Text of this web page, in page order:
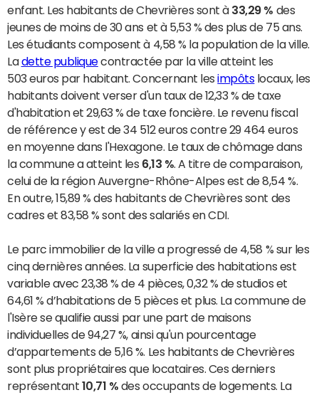
enfant. Les habitants de Chevrières sont à 33,29 % des
jeunes de moins de 30 ans et à 5,53 % des plus de 75 ans.
Les étudiants composent à 4,58 % la population de la ville.
Ladette publiquecontractée par la ville atteint les
503 euros par habitant. Concernant lesimpôtslocaux, les
habitants doivent verser d'un taux de 12,33 % de taxe
d'habitation et 29,63 % de taxe foncière. Le revenu fiscal
de référence y est de 34 512 euros contre 29 464 euros
en moyenne dans l'Hexagone. Le taux de chômage dans
la commune a atteint les 6,13 %. A titre de comparaison,
celui de la région Auvergne-Rhône-Alpes est de 8,54 %.
En outre, 15,89 % des habitants de Chevrières sont des
cadres et 83,58 % sont des salariés en CDI.
Le parc immobilier de la ville a progressé de 4,58 % sur les
cinq dernières années. La superficie des habitations est
variable avec 23,38 % de 4 pièces, 0,32 % de studios et
64,61 % d’habitations de 5 pièces et plus. La commune de
l'Isère se qualifie aussi par une part de maisons
individuelles de 94,27 %, ainsi qu'un pourcentage
d’appartements de 5,16 %. Les habitants de Chevrières
sont plus propriétaires que locataires. Ces derniers
représentant 10,71 % des occupants de logements. La